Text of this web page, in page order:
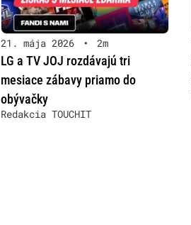
21. mája 2026 • 2m
LG a TV JOJ rozdávajú tri
mesiace zábavy priamo do
obývačky
Redakcia TOUCHIT